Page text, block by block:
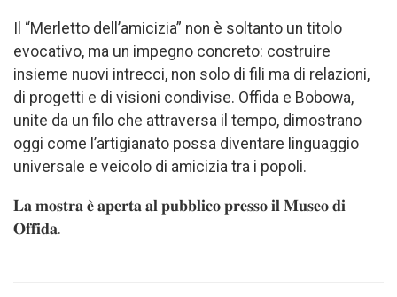
Il “Merletto dell’amicizia” non è soltanto un titolo
evocativo, ma un impegno concreto: costruire
insieme nuovi intrecci, non solo di fili ma di relazioni,
di progetti e di visioni condivise. Offida e Bobowa,
unite da un filo che attraversa il tempo, dimostrano
oggi come l’artigianato possa diventare linguaggio
universale e veicolo di amicizia tra i popoli.
𝐋𝐚 𝐦𝐨𝐬𝐭𝐫𝐚 𝐞̀ 𝐚𝐩𝐞𝐫𝐭𝐚 𝐚𝐥 𝐩𝐮𝐛𝐛𝐥𝐢𝐜𝐨 𝐩𝐫𝐞𝐬𝐬𝐨 𝐢𝐥 𝐌𝐮𝐬𝐞𝐨 𝐝𝐢
𝐎𝐟𝐟𝐢𝐝𝐚.